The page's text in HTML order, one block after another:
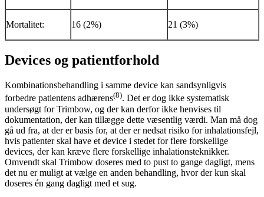
Mortalitet: 16 (2%) 21 (3%)
Devices og patientforhold
Kombinationsbehandling i samme device kan sandsynligvis
forbedre patientens adhærens(8). Det er dog ikke systematisk
undersøgt for Trimbow, og der kan derfor ikke henvises til
dokumentation, der kan tillægge dette væsentlig værdi. Man må dog
gå ud fra, at der er basis for, at der er nedsat risiko for inhalationsfejl,
hvis patienter skal have et device i stedet for flere forskellige
devices, der kan kræve flere forskellige inhalationsteknikker.
Omvendt skal Trimbow doseres med to pust to gange dagligt, mens
det nu er muligt at vælge en anden behandling, hvor der kun skal
doseres én gang dagligt med et sug.